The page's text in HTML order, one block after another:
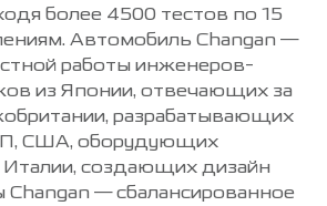
более 4500 тестов по 15
Автомобиль Changan —
работы инженеров-
из Японии, отвечающих за
разрабатывающих
США, оборудующих
Италии, создающих дизайн
— сбалансированное